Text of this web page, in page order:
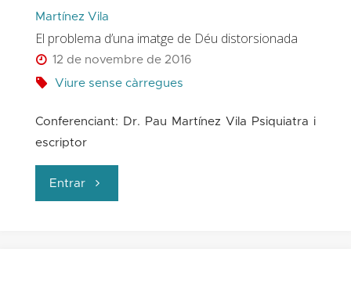
Martínez Vila
El problema d’una imatge de Déu distorsionada
12 de novembre de 2016
Viure sense càrregues
Conferenciant: Dr. Pau Martínez Vila Psiquiatra i
escriptor
Entrar"El